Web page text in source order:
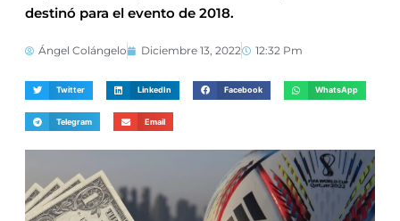
destinó para el evento de 2018.
Ángel Colángelo Diciembre 13, 2022 12:32 Pm
Twitter LinkedIn Facebook WhatsApp
Telegram Email